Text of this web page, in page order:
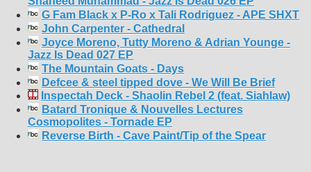
G Fam Black x P-Ro x Tali Rodriguez - APE SHXT
John Carpenter - Cathedral
Joyce Moreno, Tutty Moreno & Adrian Younge -
Jazz Is Dead 027 EP
The Mountain Goats - Days
Defcee & steel tipped dove - We Will Be Brief
Inspectah Deck - Shaolin Rebel 2 (feat. Siahlaw)
Batard Tronique & Nouvelles Lectures
Cosmopolites - Tornade EP
Reverse Birth - Cave Paint/Tip of the Spear